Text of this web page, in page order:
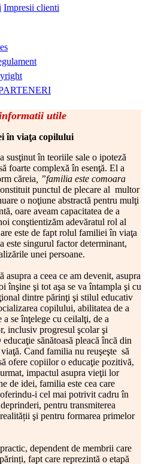
Impresii clienti
utile
în viaţa copilului
în teoriile sale o ipoteză
foarte complexă în esenţă. El a
căreia , ”familia este comoara
punctul de plecare al multor
o noţiune abstractă pentru mulţi
oare aveam capacitatea de a
conştientizăm adevăratul rol al
este de fapt rolul familiei în viaţa
singurul factor determinant,
unei persoane.
a ceea ce am devenit, asupra
înşine şi tot aşa se va întampla şi cu
dintre părinţi şi stilul educativ
copilului, abilitatea de a
se înţelege cu ceilalţi, de a
inclusiv progresul şcolar şi
sănătoasă pleacă încă din
Cand familia nu reuşeşte să
ofere copiilor o educaţie pozitivă,
impactul asupra vieţii lor
de idei, familia este cea care
i cel mai potrivit cadru în
pentru transmiterea
şi pentru formarea primelor
dependent de membrii care
fapt care reprezintă o etapă